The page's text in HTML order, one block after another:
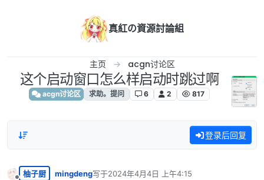
真紅の資源討論組
主页 acgn讨论区
这个启动窗口怎么样启动时跳过啊
acgn讨论区 求助。提问 6 2 817
登录后回复
柚子厨 mingdeng写于2024年4月4日 上午4:15